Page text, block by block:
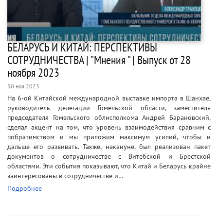
БЕЛАРУСЬ И КИТАЙ: ПЕРСПЕКТИВЫ
СОТРУДНИЧЕСТВА | "Мнения " | Выпуск от 28
ноября 2023
30 ноя 2023
На 6-ой Китайской международной выставке импорта в Шанхае,
руководитель делегации Гомельской области, заместитель
председателя Гомельского облисполкома Андрей Барановский,
сделал акцент на том, что уровень взаимодействия сравним с
побратимством и мы приложим максимум усилий, чтобы и
дальше его развивать. Также, накануне, был реализован пакет
документов о сотрудничестве с Витебской и Брестской
областями. Эти события показывают, что Китай и Беларусь крайне
заинтересованы в сотрудничестве и…
Подробнее